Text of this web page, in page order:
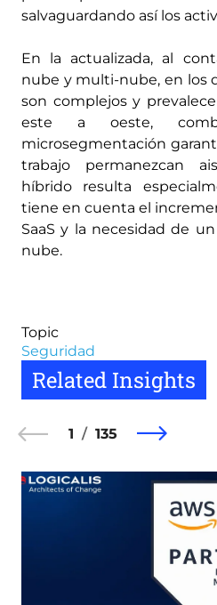
salvaguardando así los
En la actualizada, al
nube y multi-nube, en los
son complejos y
este a oeste,
microsegmentación
trabajo permanezcan
híbrido resulta
tiene en cuenta el
SaaS y la necesidad de
nube.
Topic
Seguridad
Related Insights
1 135